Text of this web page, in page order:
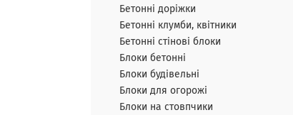
Бетонні доріжки
Бетонні клумби, квітники
Бетонні стінові блоки
Блоки бетонні
Блоки будівельні
Блоки для огорожі
Блоки на стовпчики